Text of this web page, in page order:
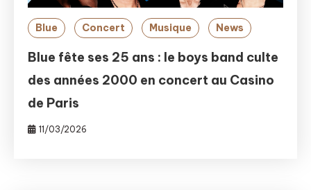
Blue Concert Musique News
Blue fête ses 25 ans : le boys band culte
des années 2000 en concert au Casino
de Paris
11/03/2026